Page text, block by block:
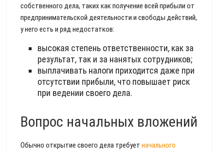
собственного дела, таких как получение всей прибыли от
предпринимательской деятельности и свободы действий,
у него есть и ряд недостатков:
высокая степень ответственности, как за
результат, так и за нанятых сотрудников;
выплачивать налоги приходится даже при
отсутствии прибыли, что повышает риск
при ведении своего дела.
Вопрос начальных вложений
Обычно открытие своего дела требует начального